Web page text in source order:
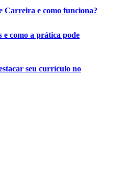
Carreira e como funciona?
e como a prática pode
seu currículo no